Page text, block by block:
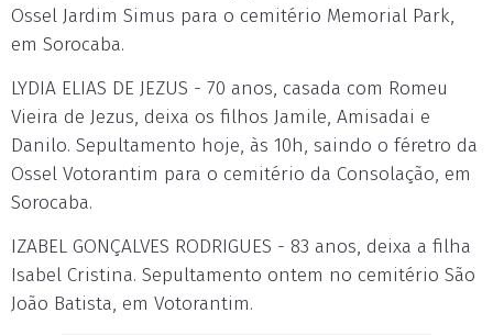
Ossel Jardim Simus para o cemitério Memorial Park,
em Sorocaba.
LYDIA ELIAS DE JEZUS - 70 anos, casada com Romeu
Vieira de Jezus, deixa os filhos Jamile, Amisadai e
Danilo. Sepultamento hoje, às 10h, saindo o féretro da
Ossel Votorantim para o cemitério da Consolação, em
Sorocaba.
IZABEL GONÇALVES RODRIGUES - 83 anos, deixa a filha
Isabel Cristina. Sepultamento ontem no cemitério São
João Batista, em Votorantim.